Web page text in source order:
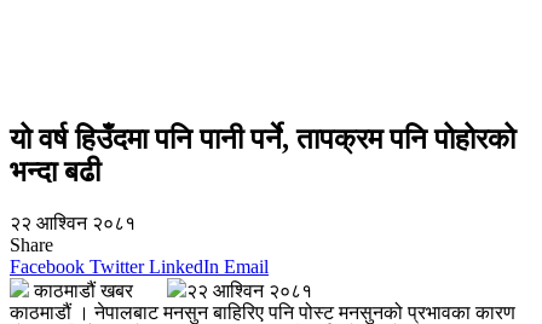
यो वर्ष हिउँदमा पनि पानी पर्ने, तापक्रम पनि पोहोरको
भन्दा बढी
२२ आश्विन २०८१
Share
Facebook Twitter LinkedIn Email
काठमाडौं खबर
२२ आश्विन २०८१
काठमाडौं । नेपालबाट मनसुन बाहिरिए पनि पोस्ट मनसुनको प्रभावका कारण